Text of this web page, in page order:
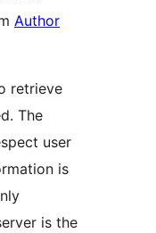
Author
retrieve
The
user
is
is the